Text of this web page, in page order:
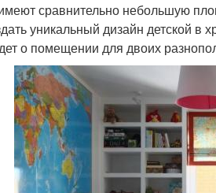
сравнительно небольшую
уникальный дизайн детской
о помещении для двоих